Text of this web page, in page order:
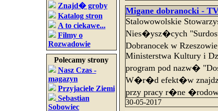
Znajd� groby
Katalog stron
A to ciekawe...
Filmy o
Rozwadowie
Polecamy strony
Nasz Czas -
magazyn
Przyjaciele Ziemi
Sebastian
Sobowiec
Migane dobranocki -
Stalowowolskie
Nies�ysz�cych
Dobranocek w
Ministerstwa Kultury i
program pod nazw�
W�r�d efekt�w
przy pracy r�ne
30-05-2017